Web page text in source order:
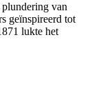
van
geïnspireerd tot
lukte het